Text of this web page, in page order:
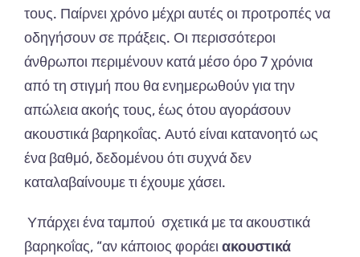
τους. Παίρνει χρόνο μέχρι αυτές οι προτροπές να
οδηγήσουν σε πράξεις. Οι περισσότεροι
άνθρωποι περιμένουν κατά μέσο όρο 7 χρόνια
από τη στιγμή που θα ενημερωθούν για την
απώλεια ακοής τους, έως ότου αγοράσουν
ακουστικά βαρηκοΐας. Αυτό είναι κατανοητό ως
ένα βαθμό, δεδομένου ότι συχνά δεν
καταλαβαίνουμε τι έχουμε χάσει.
Υπάρχει ένα ταμπού σχετικά με τα ακουστικά
βαρηκοΐας, “αν κάποιος φοράειακουστικά